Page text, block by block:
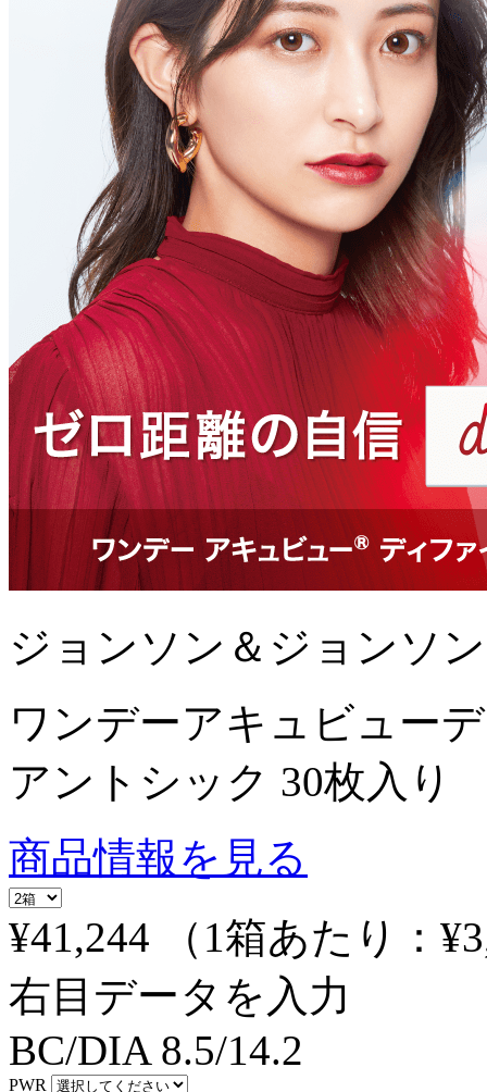
ジョンソン＆ジョンソン
ワンデーアキュビュー
アントシック 30枚入り
商品情報を見る
¥41,244
（1箱あたり：
右目データを入力
BC/DIA 8.5/14.2
PWR